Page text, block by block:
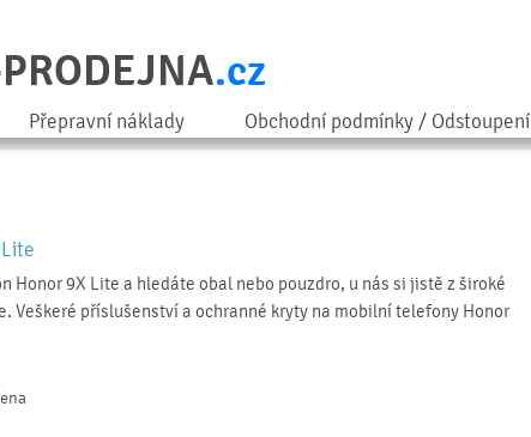
.cz
Přepravní náklady Obchodní podmínky / Odstoupení
Honor 9X Lite a hledáte obal nebo pouzdro, u nás si jistě z široké
Veškeré příslušenství a ochranné kryty na mobilní telefony Honor